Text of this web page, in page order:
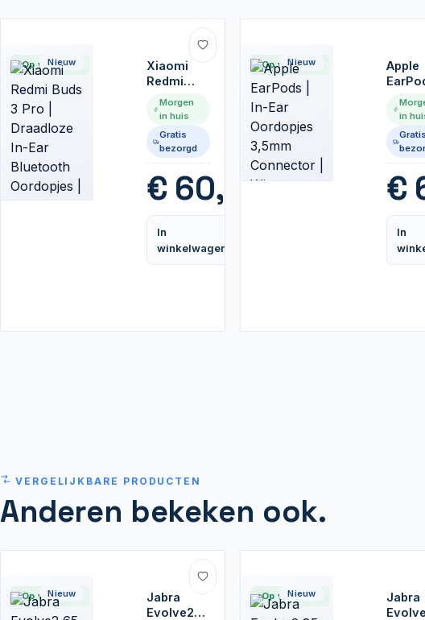
Op voorraad
Nieuw
Xiaomi
Redmi
Buds 3 Pro
In-Ear
Bluetooth
Oordopjes
| Wit
Morgen
in huis
Gratis
bezorgd
€ 60,95
In
winkelwagen
Op voorraad
Nieuw
Apple
In-Ear
in
Gratis
€
In
VERGELIJKBARE PRODUCTEN
Anderen bekeken ook.
Op voorraad
Nieuw
Jabra
Evolve2
Op voorraad
Nieuw
Jabra